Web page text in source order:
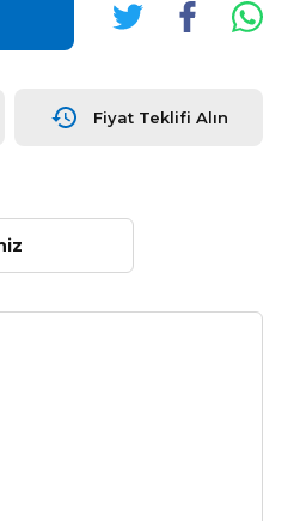
Fiyat Teklifi Alın